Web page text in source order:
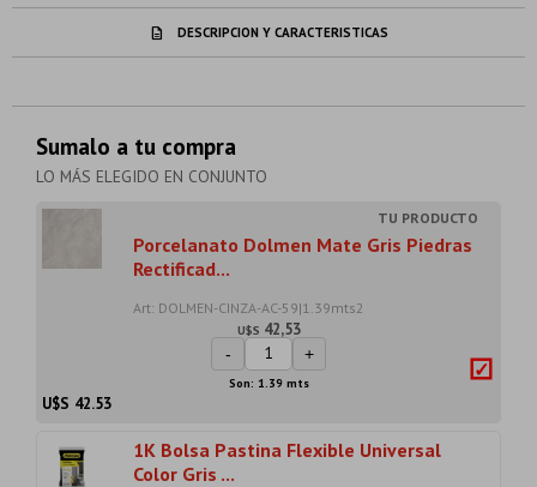
DESCRIPCION Y CARACTERISTICAS
Sumalo a tu compra
LO MÁS ELEGIDO EN CONJUNTO
Porcelanato Dolmen Mate Gris Piedras
Rectificad...
Art: DOLMEN-CINZA-AC-59|1.39mts2
U$S 42,53
- +
Son: 1.39 mts
U$S 42.53
1K Bolsa Pastina Flexible Universal
Color Gris ...